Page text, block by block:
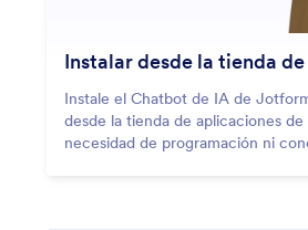
Instale el Chatbot de IA de
desde la tienda de aplicaciones de
necesidad de programación ni